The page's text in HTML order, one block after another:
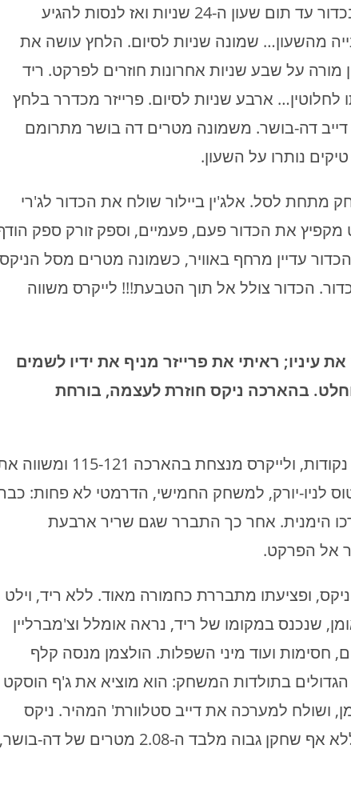
המאמן רד הולצמן מבקש מהשחקנים להחזיק בכדור עד תום שעון ה-24 שניות ואז לנסות להגיע
מהשעון… שמונה שניות לסיום. הלחץ עושה את
על שבע שניות אחרונות חוזרים לפרקט. ריד
לחלוטין… ארבע שניות לסיום. פרייזר מכדרר בלחץ
דה-בושר. משמונה מטרים דה בושר מתרומם
לסל. אלג'ין ביילור שולח את הכדור לג'רי
את הכדור פעם, פעמיים, וספק זורק ספק
עדיין מרחף באוויר, כשמונה מטרים מסל
הכדור צולל אל תוך הטבעת!!! לייקרס משווה
עיניו; ראיתי את פרייזר מניף את ידיו לשמים
בהארכה ניקס חוזרת לעצמה, בורחת
המשחק הרביעי שייך כולו לג'רי ווסט, שקולע 42 נקודות, ולייקרס מנצחת בהארכה 115-121
המטוס לניו-יורק, למשחק החמישי, הדרמטי לא פחות:
הימנית. אחר כך התברר שגם שריר ארבעת
אל הפרקט.
ופציעתו מתבררת כחמורה מאוד. ללא ריד, וילט
שנכנס במקומו של ריד, נראה אומלל וצ'מברליין
חסימות ועוד מיני השפלות. הולצמן מנסה קלף
בתולדות המשחק: הוא מוציא את ג'ף הוסקט
ושולח למערכה את דייב סטלוורת' המהיר. ניקס
נשארת עד תום המשחק ללא שחקן ציר טבעי וללא אף שחקן גבוה מלבד ה-2.08 מטרים של דה-בושר,